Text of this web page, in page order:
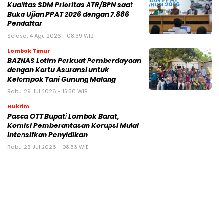
Kualitas SDM Prioritas ATR/BPN saat
Buka Ujian PPAT 2026 dengan 7.886
Pendaftar
Selasa, 4 Agu 2026 - 08:39 WIB
Lombok Timur
BAZNAS Lotim Perkuat Pemberdayaan
dengan Kartu Asuransi untuk
Kelompok Tani Gunung Malang
Rabu, 29 Jul 2026 - 15:50 WIB
Hukrim
Pasca OTT Bupati Lombok Barat,
Komisi Pemberantasan Korupsi Mulai
Intensifkan Penyidikan
Rabu, 29 Jul 2026 - 08:33 WIB